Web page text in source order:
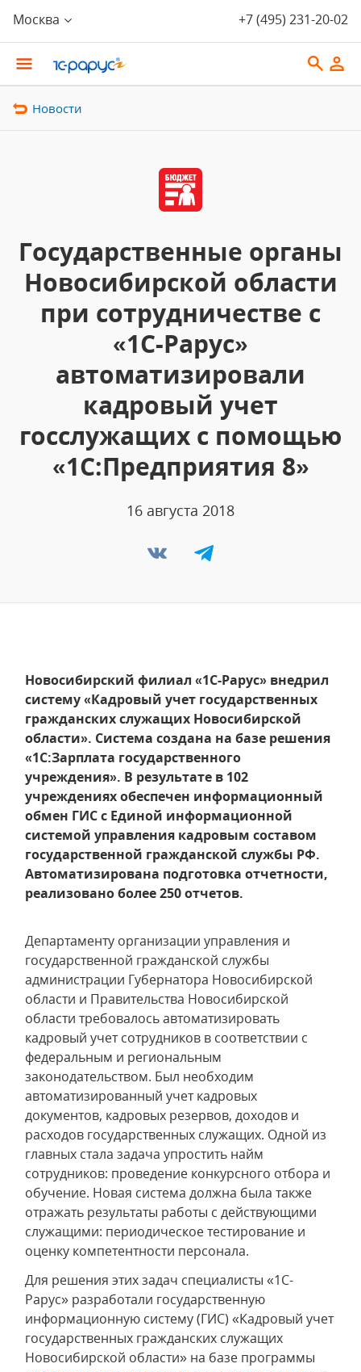
Москва +7 (495) 231-20-02
Новости
Государственные органы
Новосибирской области
при сотрудничестве с
«1С-Рарус»
автоматизировали
кадровый учет
госслужащих с помощью
«1С:Предприятия 8»
16 августа 2018
Новосибирский филиал «1С-Рарус» внедрил
систему «Кадровый учет государственных
гражданских служащих Новосибирской
области». Система создана на базе решения
«1С:Зарплата государственного
учреждения». В результате в 102
учреждениях обеспечен информационный
обмен ГИС с Единой информационной
системой управления кадровым составом
государственной гражданской службы РФ.
Автоматизирована подготовка отчетности,
реализовано более 250 отчетов.
Департаменту организации управления и
государственной гражданской службы
администрации Губернатора Новосибирской
области и Правительства Новосибирской
области требовалось автоматизировать
кадровый учет сотрудников в соответствии с
федеральным и региональным
законодательством. Был необходим
автоматизированный учет кадровых
документов, кадровых резервов, доходов и
расходов государственных служащих. Одной из
главных стала задача упростить найм
сотрудников: проведение конкурсного отбора и
обучение. Новая система должна была также
отражать результаты работы с действующими
служащими: периодическое тестирование и
оценку компетентности персонала.
Для решения этих задач специалисты «1С-
Рарус» разработали государственную
информационную систему (ГИС) «Кадровый учет
государственных гражданских служащих
Новосибирской области» на базе программы